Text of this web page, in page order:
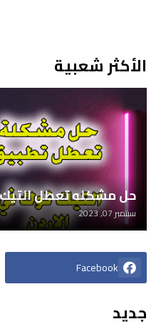
الأكثر شعبية
حل مشكله تعطل التيك
سبتمبر 07, 2023
Facebook
جديد